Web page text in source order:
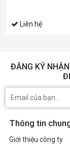
Liên hệ
ĐĂNG KÝ
Thông tin
Giới thiệu công ty